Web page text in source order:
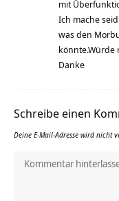
mit
Ich mache
was den
könnte.Würde
Danke
Schreibe einen
Deine E-Mail-Adresse wird nicht